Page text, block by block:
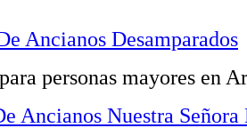
Ancianos Desamparados
personas mayores en
Ancianos Nuestra